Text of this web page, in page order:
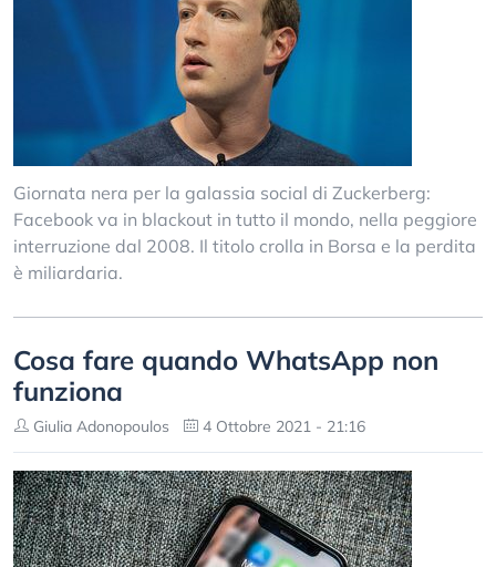
Giornata nera per la galassia social di Zuckerberg:
Facebook va in blackout in tutto il mondo, nella peggiore
interruzione dal 2008. Il titolo crolla in Borsa e la perdita
è miliardaria.
Cosa fare quando WhatsApp non
funziona
Giulia Adonopoulos 4 Ottobre 2021 - 21:16